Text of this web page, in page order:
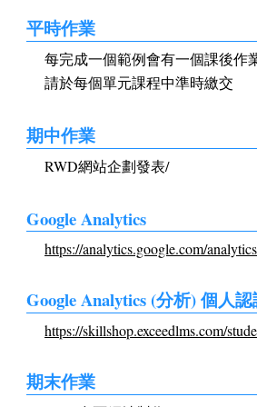
平時作業
每完成一個範例會有一個課後作
請於每個單元課程中準時繳交
期中作業
RWD網站企劃發表/
Google Analytics
https://analytics.google.com/
Google Analytics (分析) 個人
https://skillshop.exceedlms.com/
期末作業